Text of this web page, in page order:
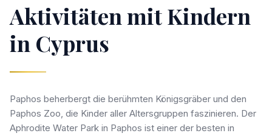
Aktivitäten mit Kindern
in Cyprus
Paphos beherbergt die berühmten Königsgräber und den
Paphos Zoo, die Kinder aller Altersgruppen faszinieren. Der
Aphrodite Water Park in Paphos ist einer der besten in